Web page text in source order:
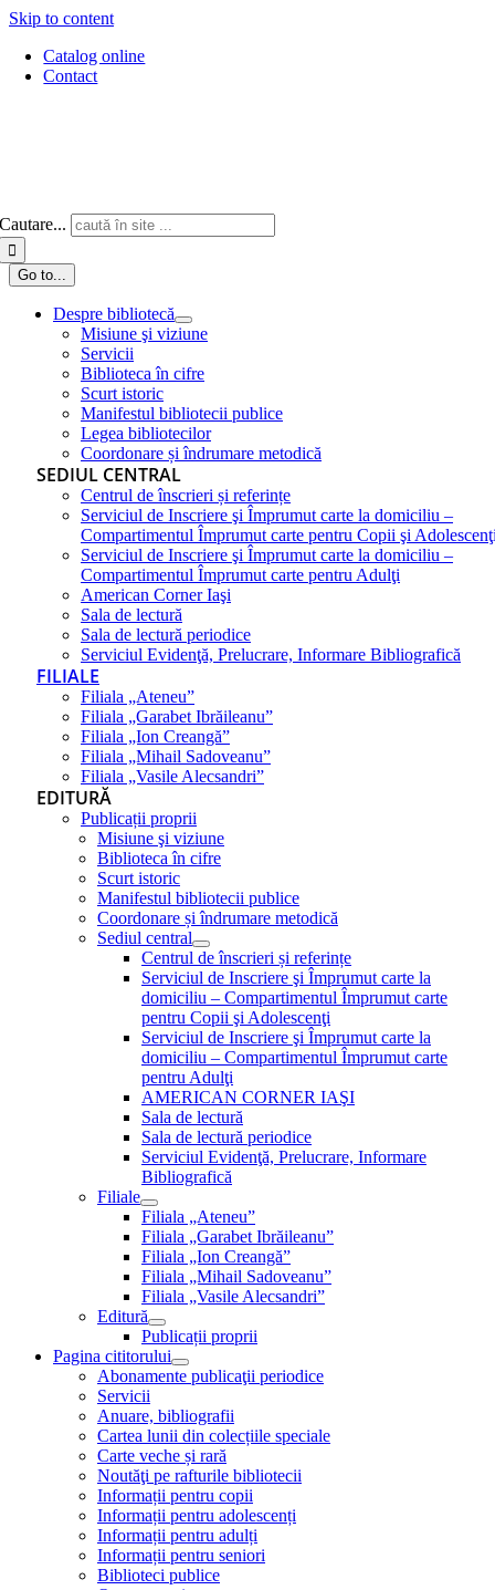
Skip to content
Catalog online
Contact
Cautare...
Go to...
Despre bibliotecă
Misiune şi viziune
Servicii
Biblioteca în cifre
Scurt istoric
Manifestul bibliotecii publice
Legea bibliotecilor
Coordonare și îndrumare metodică
SEDIUL CENTRAL
Centrul de înscrieri și referințe
Serviciul de Inscriere şi Împrumut carte la domiciliu –
Compartimentul Împrumut carte pentru Copii şi
Serviciul de Inscriere şi Împrumut carte la domiciliu –
Compartimentul Împrumut carte pentru Adulţi
American Corner Iaşi
Sala de lectură
Sala de lectură periodice
Serviciul Evidenţă, Prelucrare, Informare Bibliografică
FILIALE
Filiala „Ateneu”
Filiala „Garabet Ibrăileanu”
Filiala „Ion Creangă”
Filiala „Mihail Sadoveanu”
Filiala „Vasile Alecsandri”
EDITURĂ
Publicații proprii
Misiune şi viziune
Biblioteca în cifre
Scurt istoric
Manifestul bibliotecii publice
Coordonare și îndrumare metodică
Sediul central
Centrul de înscrieri și referințe
Serviciul de Inscriere şi Împrumut carte la
domiciliu – Compartimentul Împrumut carte
pentru Copii şi Adolescenţi
Serviciul de Inscriere şi Împrumut carte la
domiciliu – Compartimentul Împrumut carte
pentru Adulţi
AMERICAN CORNER IAŞI
Sala de lectură
Sala de lectură periodice
Serviciul Evidenţă, Prelucrare, Informare
Bibliografică
Filiale
Filiala „Ateneu”
Filiala „Garabet Ibrăileanu”
Filiala „Ion Creangă”
Filiala „Mihail Sadoveanu”
Filiala „Vasile Alecsandri”
Editură
Publicații proprii
Pagina cititorului
Abonamente publicaţii periodice
Servicii
Anuare, bibliografii
Cartea lunii din colecțiile speciale
Carte veche și rară
Noutăţi pe rafturile bibliotecii
Informații pentru copii
Informații pentru adolescenți
Informații pentru adulți
Informații pentru seniori
Biblioteci publice